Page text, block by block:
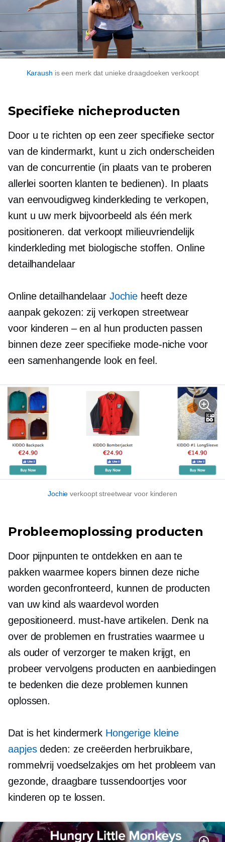
Karaush is een merk dat unieke draagdoeken verkoopt
Specifieke nicheproducten
Door u te richten op een zeer specifieke sector
van de kindermarkt, kunt u zich onderscheiden
van de concurrentie (in plaats van te proberen
allerlei soorten klanten te bedienen). In plaats
van eenvoudigweg kinderkleding te verkopen,
kunt u uw merk bijvoorbeeld als één merk
positioneren. dat verkoopt milieuvriendelijk
kinderkleding met biologische stoffen. Online
detailhandelaar
Online detailhandelaar Jochie heeft deze
aanpak gekozen: zij verkopen streetwear
voor kinderen – en al hun producten passen
binnen deze zeer specifieke mode-niche voor
een samenhangende look en feel.
Jochie verkoopt streetwear voor kinderen
Probleemoplossing producten
Door pijnpunten te ontdekken en aan te
pakken waarmee kopers binnen deze niche
worden geconfronteerd, kunnen de producten
van uw kind als waardevol worden
gepositioneerd. must-haveartikelen. Denk na
over de problemen en frustraties waarmee u
als ouder of verzorger te maken krijgt, en
probeer vervolgens producten en aanbiedingen
te bedenken die deze problemen kunnen
oplossen.
Dat is het kindermerk Hongerige kleine
aapjesdeden: ze creëerden herbruikbare,
rommelvrij voedselzakjes om het probleem van
gezonde, draagbare tussendoortjes voor
kinderen op te lossen.